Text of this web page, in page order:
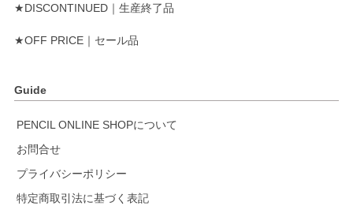
★DISCONTINUED｜生産終了品
★OFF PRICE｜セール品
Guide
PENCIL ONLINE SHOPについて
お問合せ
プライバシーポリシー
特定商取引法に基づく表記